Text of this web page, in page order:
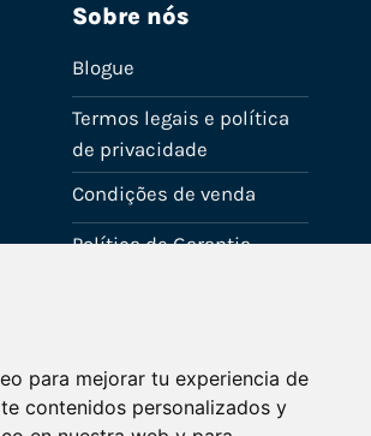
para mejorar tu experiencia de
contenidos personalizados y
Sobre nós
Blogue
Termos legais e política
de privacidade
Condições de venda
Política de Garantia
Fale connosco